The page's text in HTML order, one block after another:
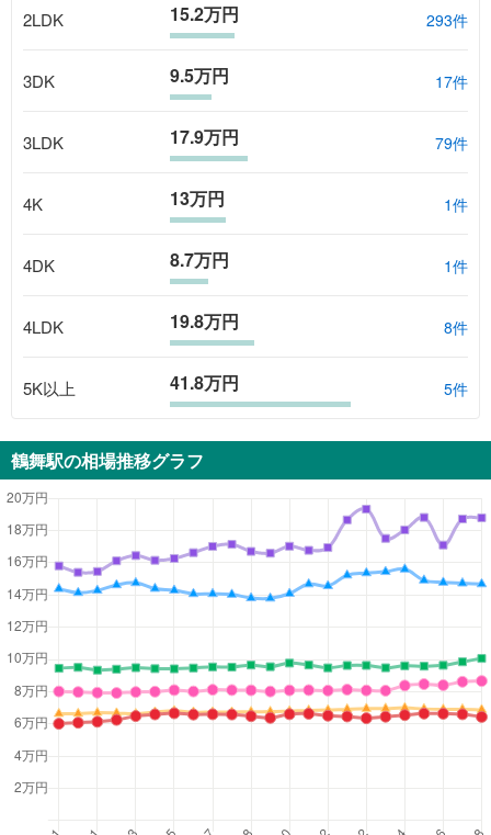
2LDK 15.2万円 293件
3DK 9.5万円 17件
3LDK 17.9万円 79件
4K 13万円 1件
4DK 8.7万円 1件
4LDK 19.8万円 8件
5K以上 41.8万円 5件
鶴舞駅の相場推移グラフ